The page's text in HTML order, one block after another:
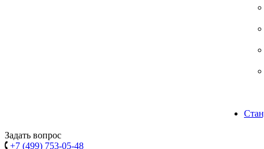
Задать вопрос
+7 (499) 753-05-48